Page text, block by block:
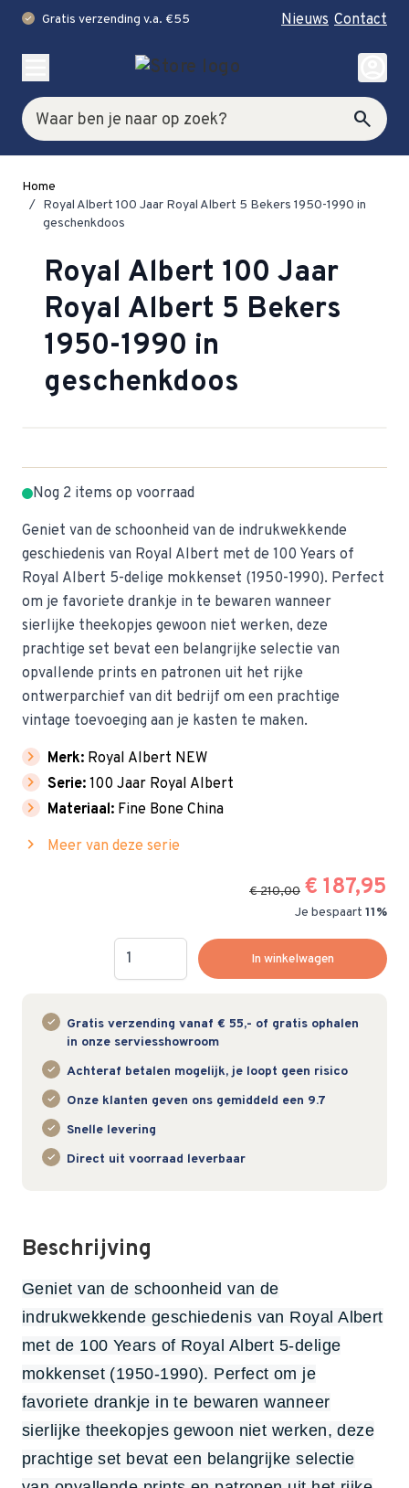
check Gratis verzending v.a. €55 Nieuws Contact
Zoek search
account_circle
Home
/ Royal Albert 100 Jaar Royal Albert 5 Bekers 1950-1990 in
geschenkdoos
Royal Albert 100 Jaar
Royal Albert 5 Bekers
1950-1990 in
geschenkdoos
Nog 2 items op voorraad
Geniet van de schoonheid van de indrukwekkende
geschiedenis van Royal Albert met de 100 Years of
Royal Albert 5-delige mokkenset (1950-1990). Perfect
om je favoriete drankje in te bewaren wanneer
sierlijke theekopjes gewoon niet werken, deze
prachtige set bevat een belangrijke selectie van
opvallende prints en patronen uit het rijke
ontwerparchief van dit bedrijf om een ​​prachtige
vintage toevoeging aan je kasten te maken.
chevron_right Merk: Royal Albert NEW
chevron_right Serie: 100 Jaar Royal Albert
chevron_right Materiaal: Fine Bone China
chevron_right Meer van deze serie
€ 210,00 € 187,95
Je bespaart 11%
Hoeveelheid
In winkelwagen
Gratis verzending vanaf € 55,- of gratis ophalen
in onze serviesshowroom
Achteraf betalen mogelijk, je loopt geen risico
Onze klanten geven ons gemiddeld een 9.7
Snelle levering
Direct uit voorraad leverbaar
Beschrijving
Geniet van de schoonheid van de
indrukwekkende geschiedenis van Royal Albert
met de 100 Years of Royal Albert 5-delige
mokkenset (1950-1990). Perfect om je
favoriete drankje in te bewaren wanneer
sierlijke theekopjes gewoon niet werken, deze
prachtige set bevat een belangrijke selectie